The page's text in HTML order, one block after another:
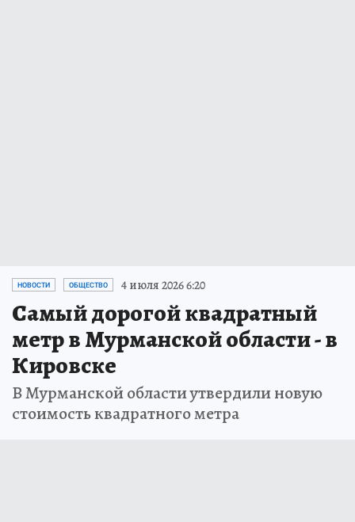
НОВОСТИ ОБЩЕСТВО 4 июля 2026 6:20
Самый дорогой квадратный
метр в Мурманской области - в
Кировске
В Мурманской области утвердили новую
стоимость квадратного метра